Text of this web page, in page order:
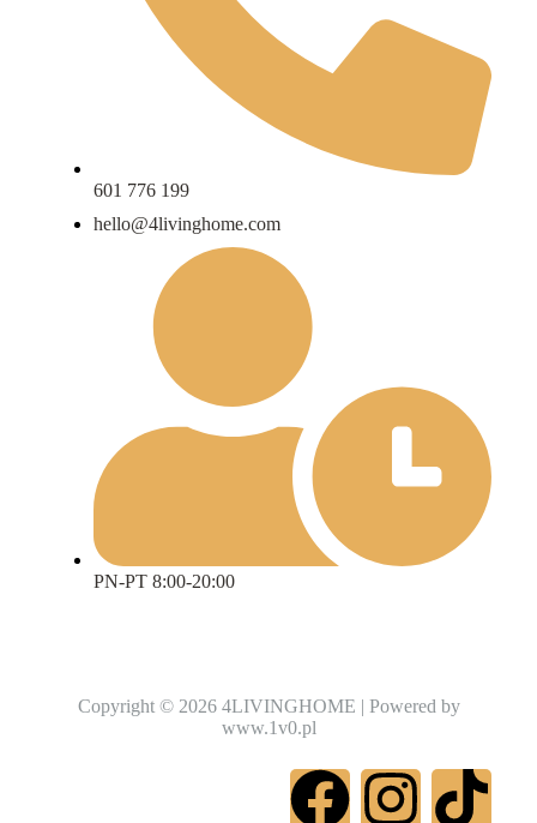
601 776 199
hello@4livinghome.com
PN-PT 8:00-20:00
Copyright © 2026 4LIVINGHOME | Powered by
www.1v0.pl